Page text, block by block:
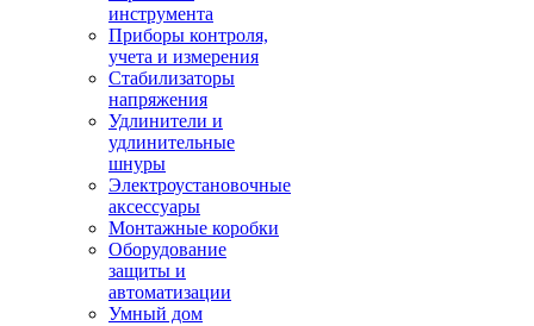
инструмента
Приборы контроля,
учета и измерения
Стабилизаторы
напряжения
Удлинители и
удлинительные
шнуры
Электроустановочные
аксессуары
Монтажные коробки
Оборудование
защиты и
автоматизации
Умный дом